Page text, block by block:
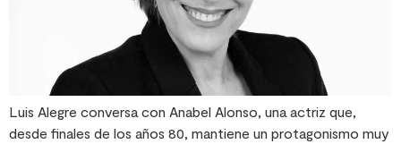
Luis Alegre conversa con Anabel Alonso, una actriz que,
desde finales de los años 80, mantiene un protagonismo muy